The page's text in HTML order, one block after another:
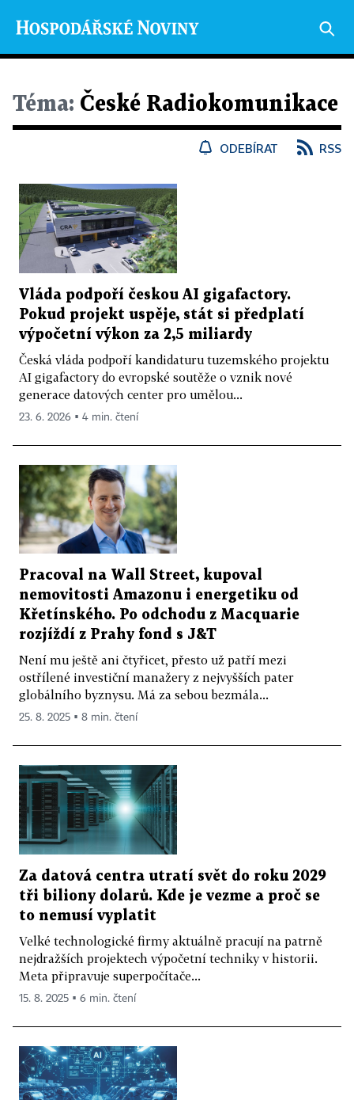
Téma: České Radiokomunikace
ODEBÍRAT RSS
Vláda podpoří českou AI gigafactory.
Pokud projekt uspěje, stát si předplatí
výpočetní výkon za 2,5 miliardy
Česká vláda podpoří kandidaturu tuzemského projektu
AI gigafactory do evropské soutěže o vznik nové
generace datových center pro umělou...
23. 6. 2026 ▪ 4 min. čtení
Pracoval na Wall Street, kupoval
nemovitosti Amazonu i energetiku od
Křetínského. Po odchodu z Macquarie
rozjíždí z Prahy fond s J&T
Není mu ještě ani čtyřicet, přesto už patří mezi
ostřílené investiční manažery z nejvyšších pater
globálního byznysu. Má za sebou bezmála...
25. 8. 2025 ▪ 8 min. čtení
Za datová centra utratí svět do roku 2029
tři biliony dolarů. Kde je vezme a proč se
to nemusí vyplatit
Velké technologické firmy aktuálně pracují na patrně
nejdražších projektech výpočetní techniky v historii.
Meta připravuje superpočítače...
15. 8. 2025 ▪ 6 min. čtení